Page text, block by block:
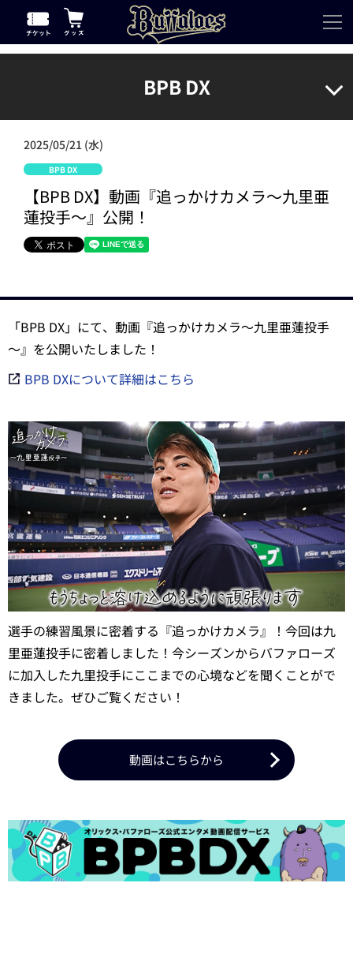
BPB DX
2025/05/21 (水)
BPB DX
【BPB DX】動画『追っかけカメラ～九里亜
蓮投手～』公開！
「BPB DX」にて、動画『追っかけカメラ～九里亜蓮投手
～』を公開いたしました！
BPB DXについて詳細はこちら
選手の練習風景に密着する『追っかけカメラ』！今回は九
里亜蓮投手に密着しました！今シーズンからバファローズ
に加入した九里投手にここまでの心境などを聞くことがで
きました。ぜひご覧ください！
動画はこちらから